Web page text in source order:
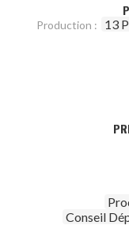
Production : 13
Conseil